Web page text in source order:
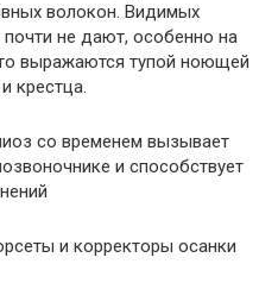
волокон. Видимых
не дают, особенно на
выражаются тупой ноющей
крестца.
со временем вызывает
и способствует
и корректоры осанки